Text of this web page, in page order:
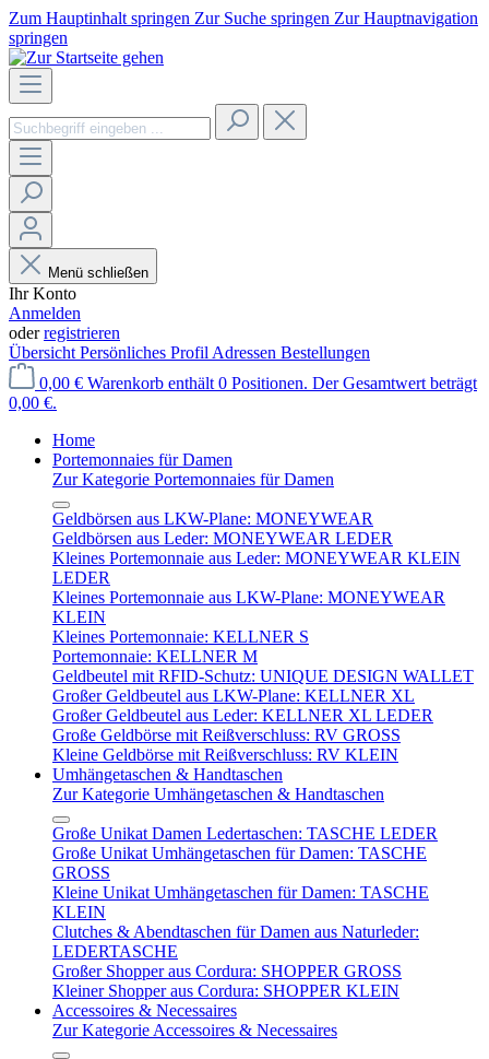
Zum Hauptinhalt springen Zur Suche springen Zur Hauptnavigation
springen
Menü schließen
Ihr Konto
Anmelden
oderregistrieren
Übersicht Persönliches Profil Adressen Bestellungen
0,00 € Warenkorb enthält 0 Positionen. Der Gesamtwert beträgt
0,00 €.
Home
Portemonnaies für Damen
Zur Kategorie Portemonnaies für Damen
Geldbörsen aus LKW-Plane: MONEYWEAR
Geldbörsen aus Leder: MONEYWEAR LEDER
Kleines Portemonnaie aus Leder: MONEYWEAR KLEIN
LEDER
Kleines Portemonnaie aus LKW-Plane: MONEYWEAR
KLEIN
Kleines Portemonnaie: KELLNER S
Portemonnaie: KELLNER M
Geldbeutel mit RFID-Schutz: UNIQUE DESIGN WALLET
Großer Geldbeutel aus LKW-Plane: KELLNER XL
Großer Geldbeutel aus Leder: KELLNER XL LEDER
Große Geldbörse mit Reißverschluss: RV GROSS
Kleine Geldbörse mit Reißverschluss: RV KLEIN
Umhängetaschen & Handtaschen
Zur Kategorie Umhängetaschen & Handtaschen
Große Unikat Damen Ledertaschen: TASCHE LEDER
Große Unikat Umhängetaschen für Damen: TASCHE
GROSS
Kleine Unikat Umhängetaschen für Damen: TASCHE
KLEIN
Clutches & Abendtaschen für Damen aus Naturleder:
LEDERTASCHE
Großer Shopper aus Cordura: SHOPPER GROSS
Kleiner Shopper aus Cordura: SHOPPER KLEIN
Accessoires & Necessaires
Zur Kategorie Accessoires & Necessaires